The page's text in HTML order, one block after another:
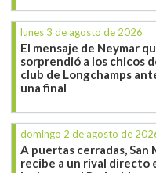
lunes 3 de agosto de 2026
El mensaje de Neymar
sorprendió a los chicos
club de Longchamps
una final
domingo 2 de agosto de
A puertas cerradas, San
recibe a un rival directo